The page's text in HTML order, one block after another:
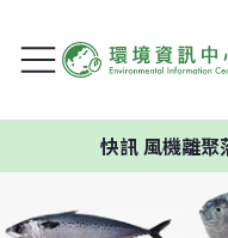
風機離聚落、學校